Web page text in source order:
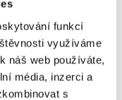
funkcí
využíváme
náš web používáte,
média, inzerci a
s
Coyote